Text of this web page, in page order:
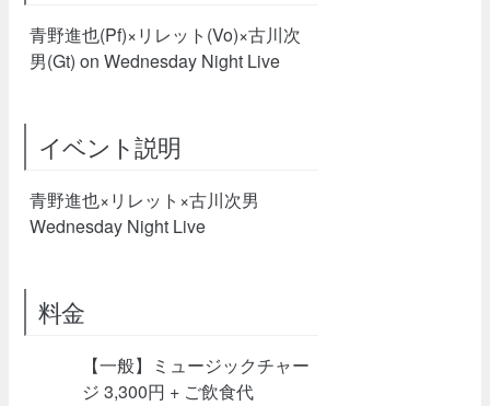
青野進也(Pf)×リレット(Vo)×古川次
男(Gt) on Wednesday Night Live
イベント説明
青野進也×リレット×古川次男
Wednesday Night Live
料金
【一般】ミュージックチャー
ジ 3,300円 + ご飲食代